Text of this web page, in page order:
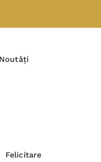
Noutăți
Felicitare